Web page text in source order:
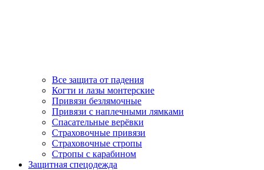
Все защита от падения
Когти и лазы монтерские
Привязи безлямочные
Привязи с наплечными лямками
Спасательные верёвки
Страховочные привязи
Страховочные стропы
Стропы с карабином
Защитная спецодежда